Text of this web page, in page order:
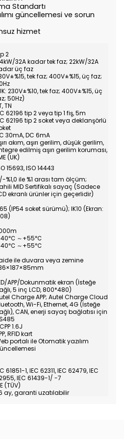
Standartı
güncellemesi ve sorun
hizmet
2
32A kadar tek faz; 22kW/32A
üç faz
tek faz; 400V±%15, üç faz;
230V±%10, tek faz; 400V±%15, üç
50Hz)
TN
62196 tip 2 veya tip 1 fiş, 5m
62196 tip 2 soket veya deklanşörlü
30mA, DC 6mA
akım, aşırı gerilim, düşük gerilim,
edilmiş aşırı gerilim koruması,
(UK)
15693, ISO 14443
%1,0 ile %1 arası tam ölçüm;
MID Sertifikalı sayaç (Sadece
ekranlı ürünler için geçerlidir)
(IP54 soket sürümü); IK10 (Ekran:
℃ ～+55℃
℃ ～+55℃
ile duvara veya zemine
APP/Dokunmatik ekran (İsteğe
5 inç LCD, 800*480)
Charge APP; Autel Charge Cloud
Wi-Fi, Ethernet, 4G (İsteğe
CAN, enerji sayaç bağlatısı için
1.6J
RFID kart
portalı ile Otomatik yazılım
61851-1, IEC 62311, IEC 62479, IEC
IEC 61439-1/ -7
(TÜV)
ay, garanti uzatılabilir